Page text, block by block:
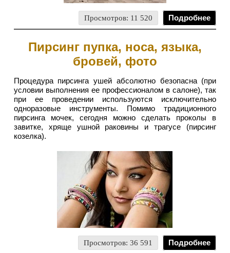
Просмотров: 11 520 Подробнее
Пирсинг пупка, носа, языка,
бровей, фото
Процедура пирсинга ушей абсолютно безопасна (при
условии выполнения ее профессионалом в салоне), так
при ее проведении используются исключительно
одноразовые инструменты. Помимо традиционного
пирсинга мочек, сегодня можно сделать проколы в
завитке, хряще ушной раковины и трагусе (пирсинг
козелка).
Просмотров: 36 591 Подробнее